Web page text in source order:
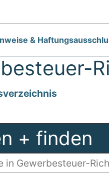
&
+ finden